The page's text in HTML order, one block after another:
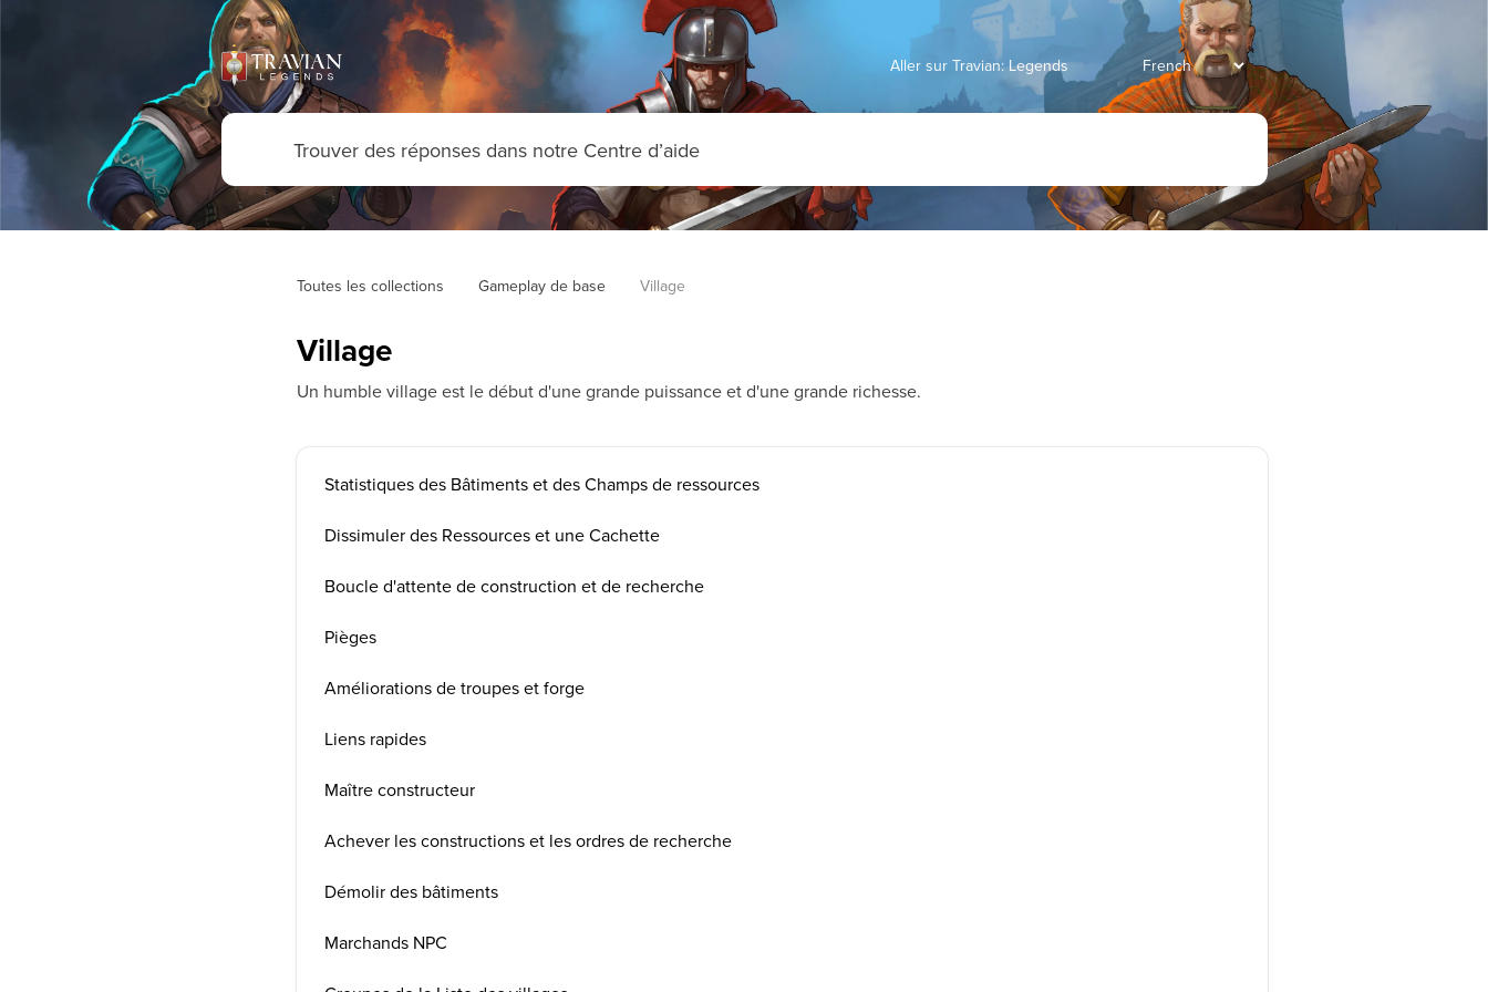
Aller sur Travian: Legends
Toutes les collections Gameplay de base Village
Village
Un humble village est le début d'une grande puissance et d'une grande richesse.
Statistiques des Bâtiments et des Champs de ressources
Dissimuler des Ressources et une Cachette
Boucle d'attente de construction et de recherche
Pièges
Améliorations de troupes et forge
Liens rapides
Maître constructeur
Achever les constructions et les ordres de recherche
Démolir des bâtiments
Marchands NPC